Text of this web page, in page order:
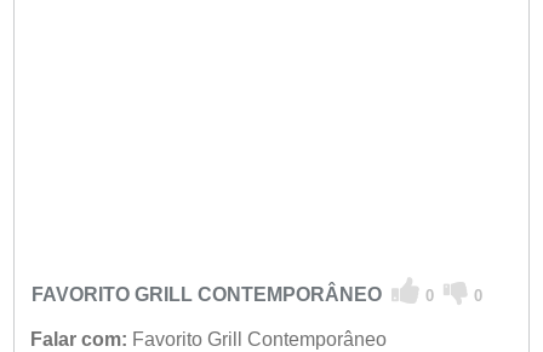
FAVORITO GRILL CONTEMPORÂNEO 0 0
Falar com: Favorito Grill Contemporâneo